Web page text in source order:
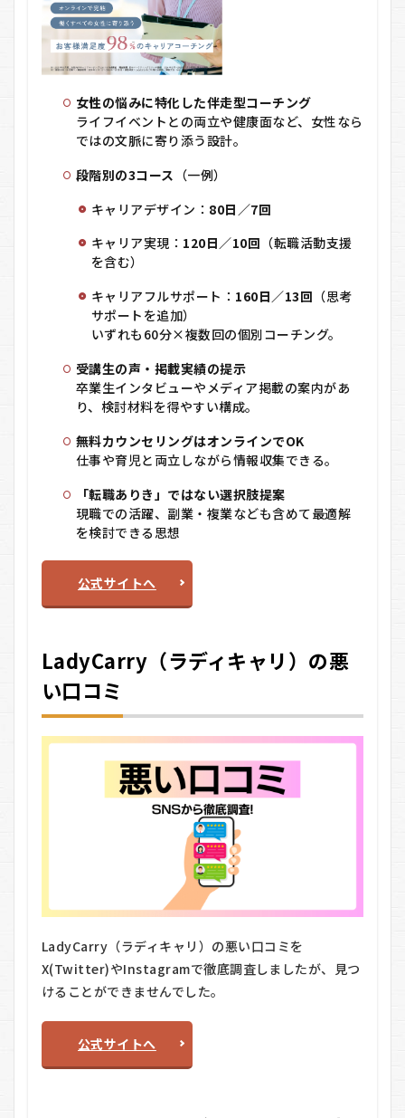
女性の悩みに特化した伴走型コーチング
ライフイベントとの両立や健康面など、女性なら
ではの文脈に寄り添う設計。
段階別の3コース （一例）
キャリアデザイン： 80日／7回
キャリア実現： 120日／10回 （転職活動支援
を含む）
キャリアフルサポート： 160日／13回 （思考
サポートを追加）
いずれも60分×複数回の個別コーチング。
受講生の声・掲載実績の提示
卒業生インタビューやメディア掲載の案内があ
り、検討材料を得やすい構成。
無料カウンセリングはオンラインでOK
仕事や育児と両立しながら情報収集できる。
「転職ありき」ではない選択肢提案
現職での活躍、副業・複業なども含めて最適解
を検討できる思想
公式サイトへ
LadyCarry（ラディキャリ）の悪
い口コミ
LadyCarry（ラディキャリ）の悪い口コミを
X(Twitter)やInstagramで徹底調査しましたが、見つ
けることができませんでした。
公式サイトへ